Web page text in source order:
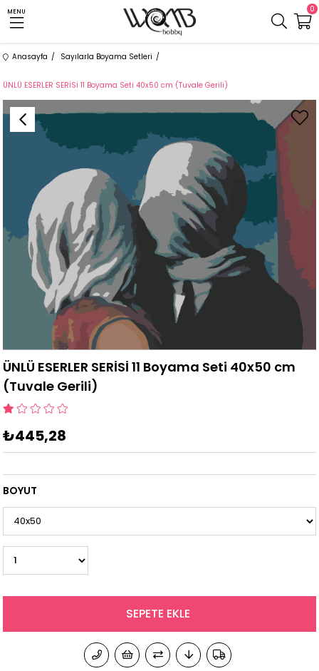
MENU 0
Anasayfa Sayılarla Boyama Setleri
ÜNLÜ ESERLER SERİSİ 11 Boyama Seti 40x50 cm (Tuvale Gerili)
ÜNLÜ ESERLER SERİSİ 11 Boyama Seti 40x50 cm
(Tuvale Gerili)
₺445,28
BOYUT